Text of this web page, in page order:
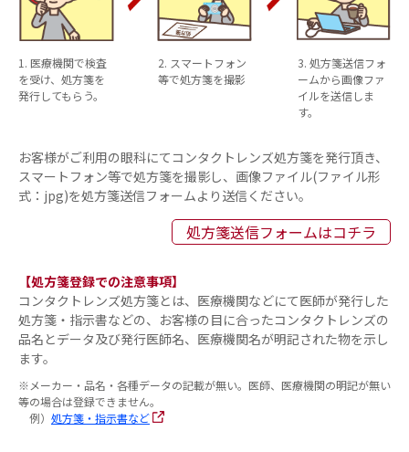
1 . 医療機関で検査
を受け、処方箋を
発行してもらう。
2. スマートフォン
等で処方箋を撮影
3. 処方箋送信フォ
ームから画像ファ
イルを送信しま
す。
お客様がご利用の眼科にてコンタクトレンズ処方箋を発行頂き、
スマートフォン等で処方箋を撮影し、画像ファイル(ファイル形
式：jpg)を処方箋送信フォームより送信ください。
処方箋送信フォームはコチラ
【処方箋登録での注意事項】
コンタクトレンズ処方箋とは、医療機関などにて医師が発行した
処方箋・指示書などの、お客様の目に合ったコンタクトレンズの
品名とデータ及び発行医師名、医療機関名が明記された物を示し
ます。
※メーカー・品名・各種データの記載が無い。医師、医療機関の明記が無い
等の場合は登録できません。
例） 処方箋・指示書など